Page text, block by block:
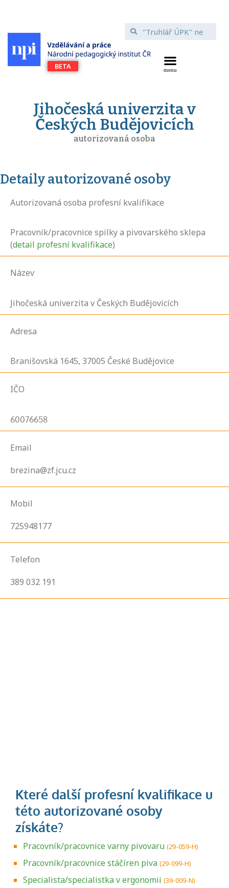
Jihočeská univerzita v
Českých Budějovicích
autorizovaná osoba
Detaily autorizované osoby
Autorizovaná osoba profesní kvalifikace
Pracovník/pracovnice spilky a pivovarského sklepa
(detail profesní kvalifikace)
Název
Jihočeská univerzita v Českých Budějovicích
Adresa
Branišovská 1645, 37005 České Budějovice
IČO
60076658
Email
brezina@zf.jcu.cz
Mobil
725948177
Telefon
389 032 191
Pracovník/pracovnice varny pivovaru (29-059-H)
Pracovník/pracovnice stáčíren piva (29-099-H)
Specialista/specialistka v ergonomii (39-009-N)